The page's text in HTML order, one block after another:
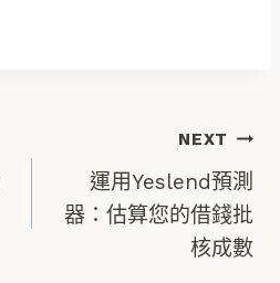
NEXT
運用Yeslend預測
器：估算您的借錢批
核成數